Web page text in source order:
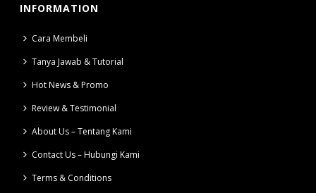
INFORMATION
Cara Membeli
Tanya Jawab & Tutorial
Hot News & Promo
Review & Testimonial
About Us – Tentang Kami
Contact Us – Hubungi Kami
Terms & Conditions